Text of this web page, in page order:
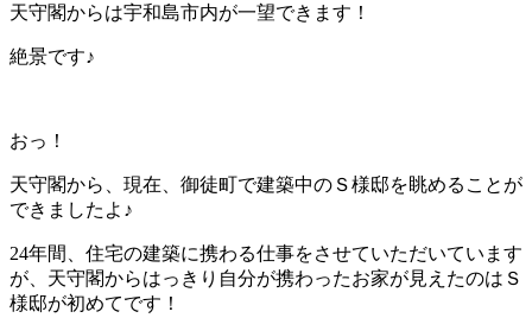
天守閣からは宇和島市内が一望できます！
絶景です♪
おっ！
天守閣から、現在、御徒町で建築中のＳ様邸を眺めることが
できましたよ♪
24年間、住宅の建築に携わる仕事をさせていただいています
が、天守閣からはっきり自分が携わったお家が見えたのはＳ
様邸が初めてです！